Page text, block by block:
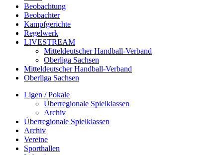
Beobachtung
Beobachter
Kampfgerichte
Regelwerk
LIVESTREAM
Mitteldeutscher Handball-Verband
Oberliga Sachsen
Mitteldeutscher Handball-Verband
Oberliga Sachsen
Ligen / Pokale
Überregionale Spielklassen
Archiv
Überregionale Spielklassen
Archiv
Vereine
Sporthallen